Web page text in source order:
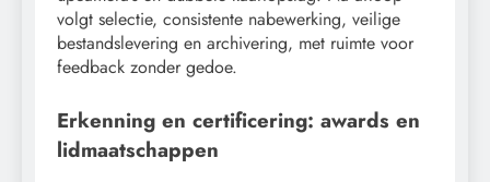
volgt selectie, consistente nabewerking, veilige
bestandslevering en archivering, met ruimte voor
feedback zonder gedoe.
Erkenning en certificering: awards en
lidmaatschappen